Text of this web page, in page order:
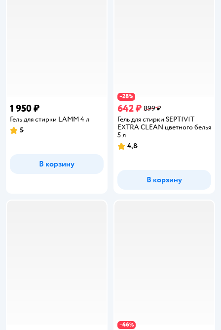
1 950 ₽
Гель для стирки LAMM 4 л
Рейтинг:
5
В корзину
−28%
642 ₽ 899 ₽
Гель для стирки SEPTIVIT
EXTRA CLEAN цветного белья
5 л
Рейтинг:
4,8
В корзину
−46%